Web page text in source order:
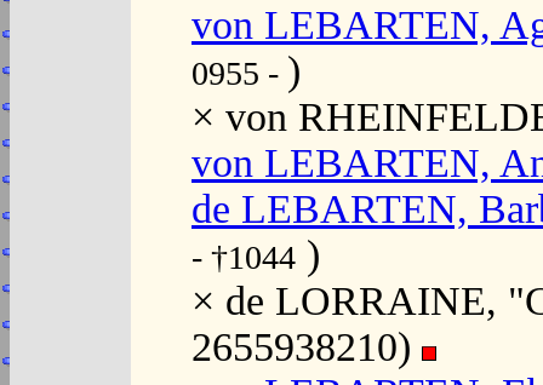
von LEBARTEN,
0955 - )
× von
von LEBARTEN,
de LEBARTEN,
- †1044 )
× de LORRAINE,
2655938210)